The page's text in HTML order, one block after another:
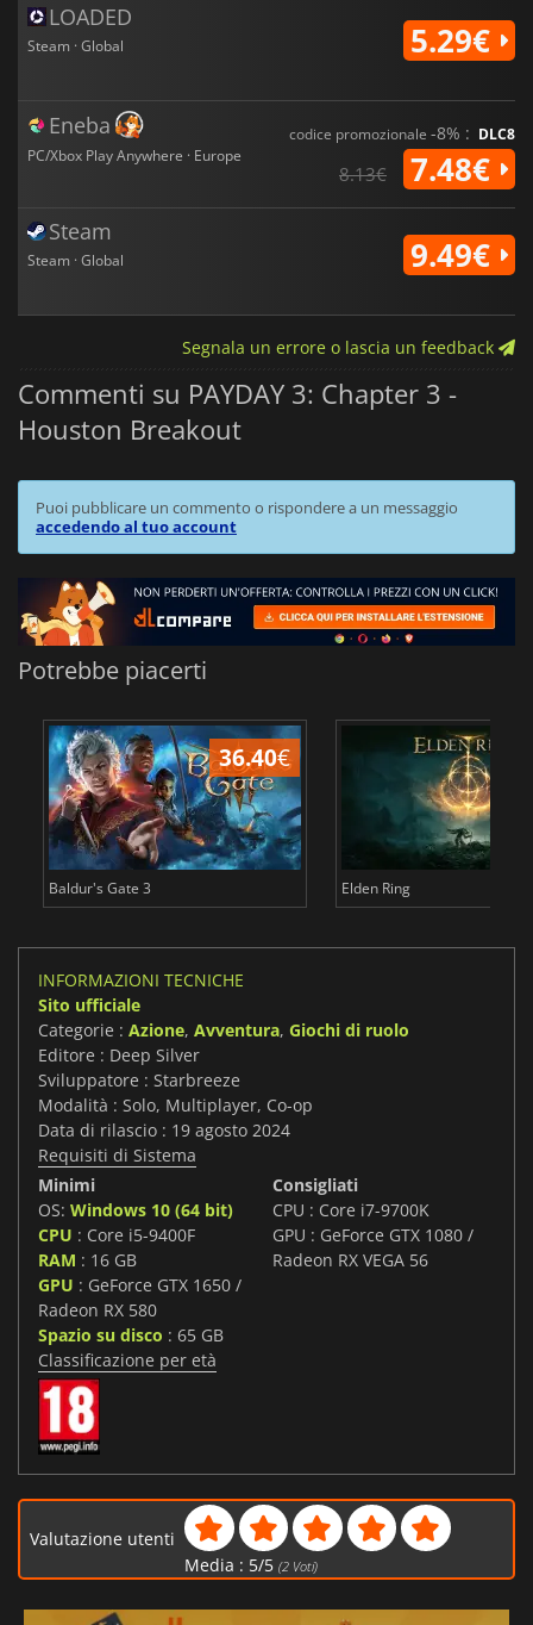
LOADED
Steam · Global 5.29€
Eneba
PC/Xbox Play Anywhere · Europe
codice promozionale -8% : DLC8
8.13€ 7.48€
Steam
Steam · Global 9.49€
Segnala un errore o lascia un feedback
Commenti su PAYDAY 3: Chapter 3 -
Houston Breakout
Puoi pubblicare un commento o rispondere a un messaggio
accedendo al tuo account
Potrebbe piacerti
36.40€
Baldur's Gate 3 Elden Ring
INFORMAZIONI TECNICHE
Sito ufficiale
Categorie : Azione, Avventura, Giochi di ruolo
Editore : Deep Silver
Sviluppatore : Starbreeze
Modalità : Solo, Multiplayer, Co-op
Data di rilascio : 19 agosto 2024
Requisiti di Sistema
Minimi
OS: Windows 10 (64 bit)
CPU : Core i5-9400F
RAM : 16 GB
GPU : GeForce GTX 1650 /
Radeon RX 580
Spazio su disco : 65 GB
Consigliati
CPU : Core i7-9700K
GPU : GeForce GTX 1080 /
Radeon RX VEGA 56
Classificazione per età
Valutazione utenti
Media : 5/5 (2Voti)